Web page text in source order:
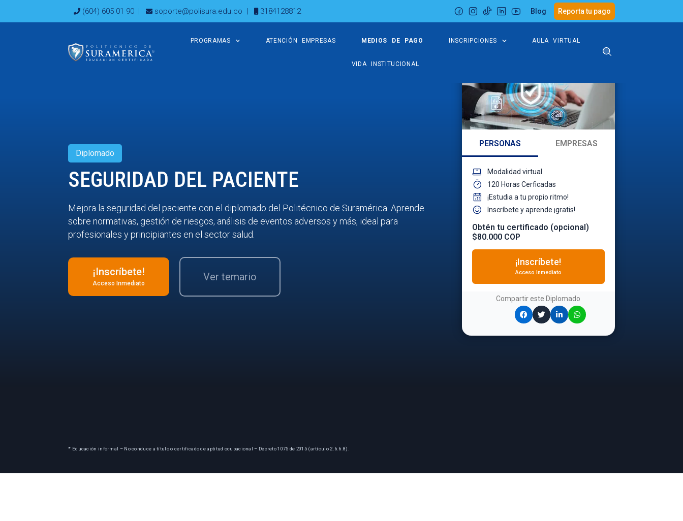
(604) 605 01 90 | soporte@polisura.edu.co | 3184128812 Blog Reporta tu pago
PROGRAMAS ATENCIÓN EMPRESAS MEDIOS DE PAGO INSCRIPCIONES AULA VIRTUAL
VIDA INSTITUCIONAL
Diplomado
SEGURIDAD DEL PACIENTE
Mejora la seguridad del paciente con el diplomado del Politécnico de Suramérica. Aprende
sobre normativas, gestión de riesgos, análisis de eventos adversos y más, ideal para
profesionales y principiantes en el sector salud.
¡Inscríbete!
Acceso Inmediato
Ver temario
* Educación informal – No conduce a título o certificado de aptitud ocupacional – Decreto 1075 de 2015 (artículo 2.6.6.8).
PERSONAS EMPRESAS
Modalidad virtual
120 Horas Cerficadas
¡Estudia a tu propio ritmo!
Inscríbete y aprende ¡gratis!
Obtén tu certificado (opcional)
$80.000 COP
¡Inscríbete!
Acceso Inmediato
Compartir este Diplomado